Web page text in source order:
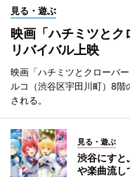
見る・遊ぶ
映画「ハチミツとク
リバイバル上映
映画「ハチミツとクローバ
ルコ（渋谷区宇田川町）8
される。
見る・遊ぶ
渋谷にす
や楽曲流し